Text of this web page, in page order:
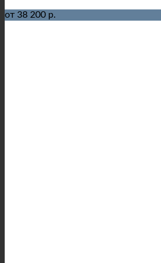
от 38 200 р.